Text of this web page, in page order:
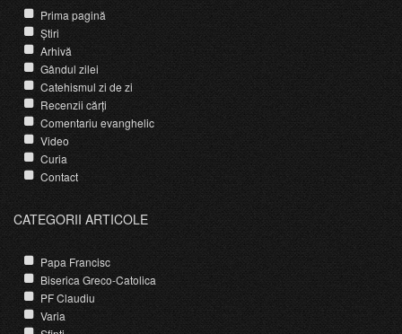
Prima pagină
Știri
Arhivă
Gândul zilei
Catehismul zi de zi
Recenzii cărți
Comentariu evanghelic
Video
Curia
Contact
CATEGORII ARTICOLE
Papa Francisc
Biserica Greco-Catolica
PF Claudiu
Varia